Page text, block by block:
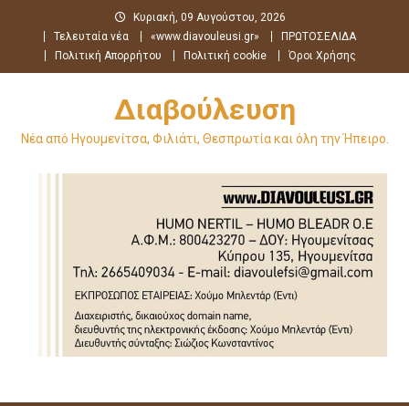
περιεχόμενο
Κυριακή, 09 Αυγούστου, 2026
Τελευταία νέα
«www.diavouleusi.gr»
ΠΡΩΤΟΣΕΛΙΔΑ
Πολιτική Απορρήτου
Πολιτική cookie Όροι Χρήσης
Διαβούλευση
Νέα από Ηγουμενίτσα, Φιλιάτι, Θεσπρωτία και όλη την Ήπειρο.